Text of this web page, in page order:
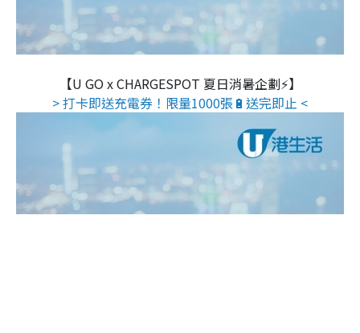
【U GO x CHARGESPOT 夏日消暑企劃⚡】
> 打卡即送充電券！限量1000張🔋送完即止 <